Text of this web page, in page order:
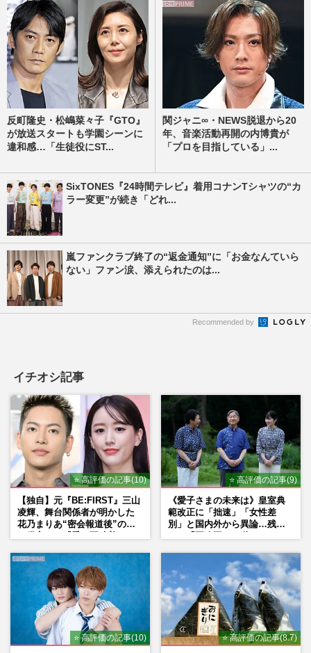
反町隆史・松嶋菜々子『GTO』
が放送スタートも学園シーンに
違和感…「生徒役にST...
関ジャニ∞・NEWS脱退から20
年、音楽活動再開の内博貴が
「プロを目指している」...
SixTONES『24時間テレビ』着用コナンTシャツの“カ
ラー変更”が続き「どれ...
嵐ファンクラブ終了の“返金通知”に「お金なんていら
ない」ファン涙、添えられたのは...
Recommended by
イチオシ記事
⭐ 高評価の記事(10)
【独自】元『BE:FIRST』三山
凌輝、舞台関係者が明かした
花乃まりあ“密会報道後”の呆
⭐ 高評価の記事(9)
《愛子さまの未来は》皇室典
範改正に「拙速」「女性差
別」と国内外から異論…残さ
⭐ 高評価の記事(10) ⭐ 高評価の記事(8.7)